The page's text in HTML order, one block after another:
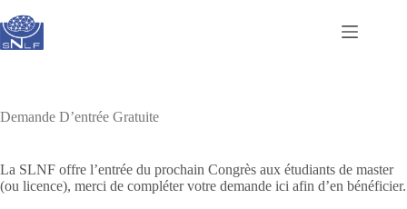
au
contenu
Demande D’entrée Gratuite
La SLNF offre l’entrée du prochain Congrès aux étudiants de master
(ou licence), merci de compléter votre demande ici afin d’en bénéficier.